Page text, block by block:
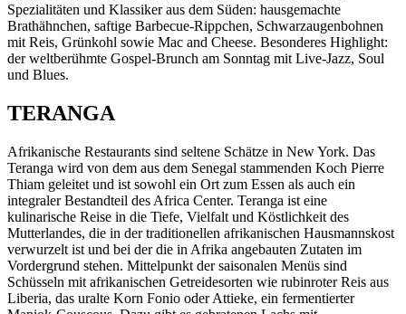
Spezialitäten und Klassiker aus dem Süden: hausgemachte
Brathähnchen, saftige Barbecue-Rippchen, Schwarzaugenbohnen
mit Reis, Grünkohl sowie Mac and Cheese. Besonderes Highlight:
der weltberühmte Gospel-Brunch am Sonntag mit Live-Jazz, Soul
und Blues.
TERANGA
Afrikanische Restaurants sind seltene Schätze in New York. Das
Teranga wird von dem aus dem Senegal stammenden Koch Pierre
Thiam geleitet und ist sowohl ein Ort zum Essen als auch ein
integraler Bestandteil des Africa Center. Teranga ist eine
kulinarische Reise in die Tiefe, Vielfalt und Köstlichkeit des
Mutterlandes, die in der traditionellen afrikanischen Hausmannskost
verwurzelt ist und bei der die in Afrika angebauten Zutaten im
Vordergrund stehen. Mittelpunkt der saisonalen Menüs sind
Schüsseln mit afrikanischen Getreidesorten wie rubinroter Reis aus
Liberia, das uralte Korn Fonio oder Attieke, ein fermentierter